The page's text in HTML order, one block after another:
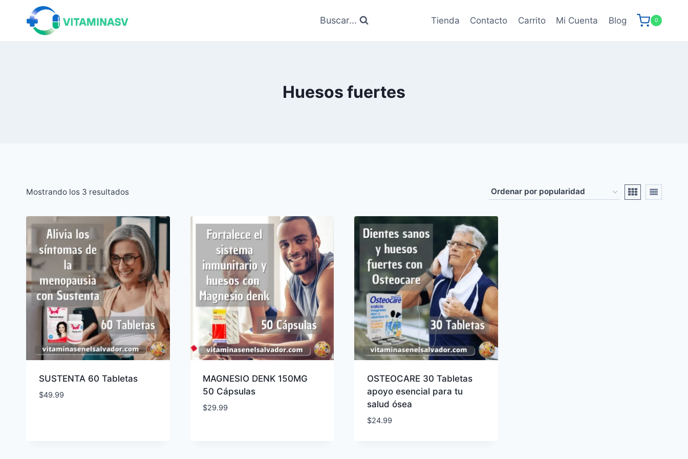
contenido
Buscar... Tienda Contacto Carrito Mi Cuenta Blog 0
Huesos fuertes
Mostrando los 3 resultadosOrdenado
popularidad
SUSTENTA 60 Tabletas
$49.99
MAGNESIO DENK 150MG
50 Cápsulas
$29.99
OSTEOCARE 30 Tabletas
apoyo esencial para tu
salud ósea
$24.99